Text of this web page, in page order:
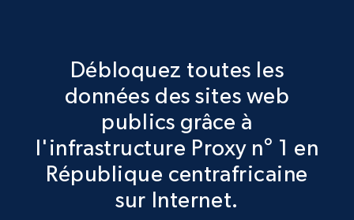
Débloquez toutes les
données des sites web
publics grâce à
l'infrastructure Proxy n° 1 en
République centrafricaine
sur Internet.